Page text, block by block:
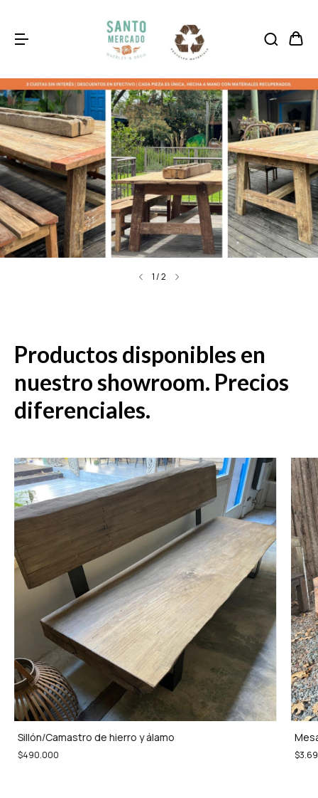
1/2
Productos disponibles en
nuestro showroom. Precios
diferenciales.
Sillón/Camastro de hierro y álamo
$490.000